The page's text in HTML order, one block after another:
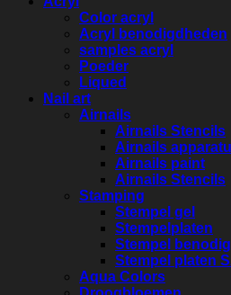
Color acryl
Acryl benodigdheden
samples acryl
Poeder
Liqued
Nail art
Airnails
Airnails Stencils
Airnails
Airnails paint
Airnails Stencils
Stamping
Stempel gel
Stempelplaten
Stempel
Stempel platen
Aqua Colors